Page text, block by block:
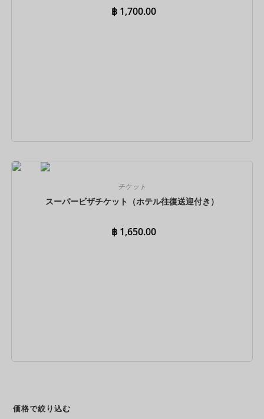
฿ 1,700.00
今すぐ予約
チケット
スーパービザチケット（ホテル往復送迎付き）
฿ 1,650.00
価格で絞り込む